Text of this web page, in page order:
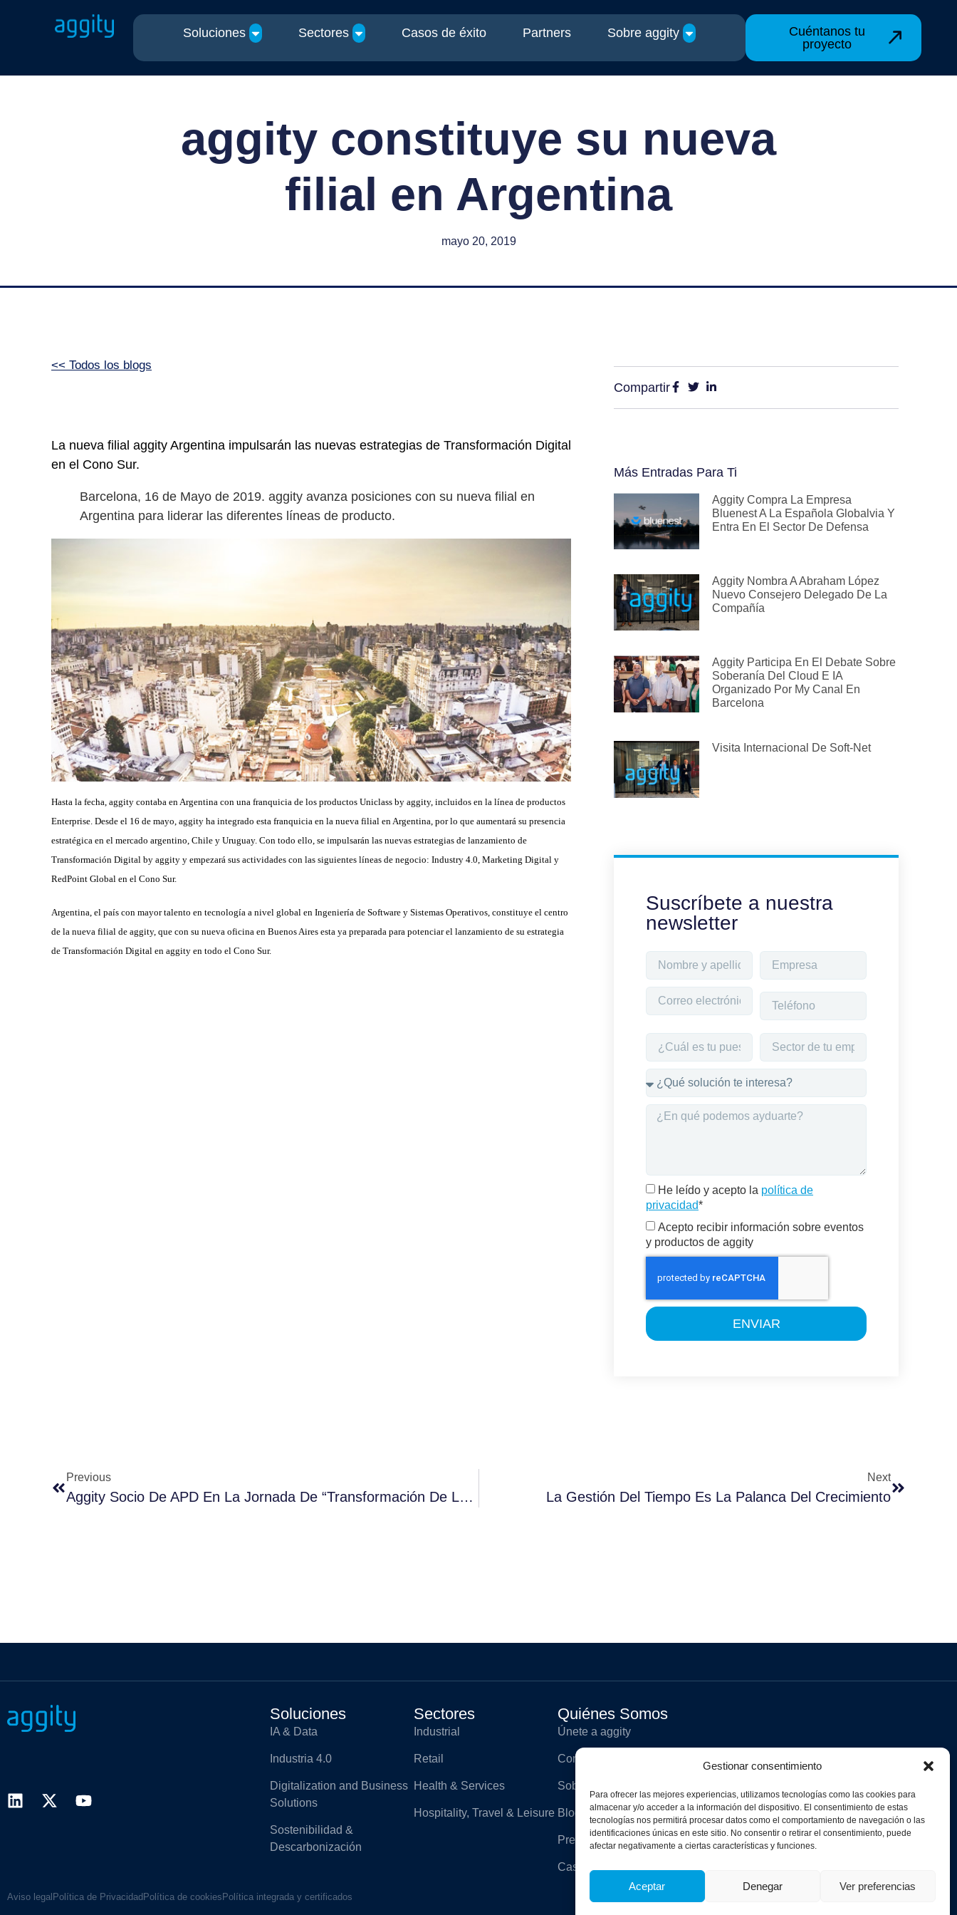
Gestionar consentimiento
Para ofrecer las mejores experiencias, utilizamos tecnologías como las cookies para
almacenar y/o acceder a la información del dispositivo. El consentimiento de estas
tecnologías nos permitirá procesar datos como el comportamiento de navegación o las
identificaciones únicas en este sitio. No consentir o retirar el consentimiento, puede
afectar negativamente a ciertas características y funciones.
Aceptar Denegar Ver preferencias
Soluciones Sectores Casos de éxito Partners Sobre aggity
Cuéntanos tu
proyecto
aggity constituye su nueva
filial en Argentina
mayo 20, 2019
<< Todos los blogs
La nueva filial aggity Argentina impulsarán las nuevas estrategias de Transformación Digital
en el Cono Sur.
Barcelona, 16 de Mayo de 2019. aggity avanza posiciones con su nueva filial en
Argentina para liderar las diferentes líneas de producto.
Hasta la fecha, aggity contaba en Argentina con una franquicia de los productos Uniclass by aggity, incluidos en la línea de productos
Enterprise. Desde el 16 de mayo, aggity ha integrado esta franquicia en la nueva filial en Argentina, por lo que aumentará su presencia
estratégica en el mercado argentino, Chile y Uruguay. Con todo ello, se impulsarán las nuevas estrategias de lanzamiento de
Transformación Digital by aggity y empezará sus actividades con las siguientes líneas de negocio: Industry 4.0, Marketing Digital y
RedPoint Global en el Cono Sur.
Argentina, el país con mayor talento en tecnología a nivel global en Ingeniería de Software y Sistemas Operativos, constituye el centro
de la nueva filial de aggity, que con su nueva oficina en Buenos Aires esta ya preparada para potenciar el lanzamiento de su estrategia
de Transformación Digital en aggity en todo el Cono Sur.
Compartir
Más Entradas Para Ti
Aggity Compra La Empresa
Bluenest A La Española Globalvia Y
Entra En El Sector De Defensa
Aggity Nombra A Abraham López
Nuevo Consejero Delegado De La
Compañía
Aggity Participa En El Debate Sobre
Soberanía Del Cloud E IA
Organizado Por My Canal En
Barcelona
Visita Internacional De Soft-Net
Suscríbete a nuestra
newsletter
He leído y acepto la política de
privacidad*
Acepto recibir información sobre eventos
y productos de aggity
ENVIAR
Previous
Aggity Socio De APD En La Jornada De “Transformación De La Empresa En La Era Digital”
Next
La Gestión Del Tiempo Es La Palanca Del Crecimiento
Soluciones
IA & Data
Industria 4.0
Digitalization and Business
Solutions
Sostenibilidad &
Descarbonización
Sectores
Industrial
Retail
Health & Services
Hospitality, Travel & Leisure
Quiénes Somos
Únete a aggity
Contacto
Sobre aggity
Blog
Prensa
Casos de éxito
Aviso legal Política de Privacidad Política de cookies Política integrada y certificados